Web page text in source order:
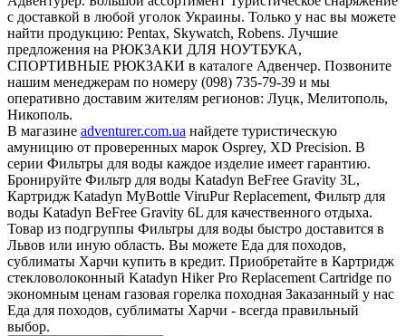
с доставкой в любой уголок Украины. Только у нас вы можете
найти продукцию: Pentax, Skywatch, Robens. Лучшие
предложения на РЮКЗАКИ ДЛЯ НОУТБУКА,
СПОРТИВНЫЕ РЮКЗАКИ в каталоге Адвенчер. Позвоните
нашим менеджерам по номеру (098) 735-79-39 и мы
оперативно доставим жителям регионов: Луцк, Мелитополь,
Никополь.
В магазине adventurer.com.ua найдете туристическую
амуницию от проверенных марок Osprey, XD Precision. В
серии Фильтры для воды каждое изделие имеет гарантию.
Бронируйте Фильтр для воды Katadyn BeFree Gravity 3L,
Картридж Katadyn MyBottle ViruPur Replacement, Фильтр для
воды Katadyn BeFree Gravity 6L для качественного отдыха.
Товар из подгруппы Фильтры для воды быстро доставится в
Львов или иную область. Вы можете Еда для походов,
сублиматы Харчи купить в кредит. Приобретайте в Картридж
стекловолоконный Katadyn Hiker Pro Replacement Cartridge по
экономным ценам газовая горелка походная Заказанный у нас
Еда для походов, сублиматы Харчи - всегда правильный
выбор.